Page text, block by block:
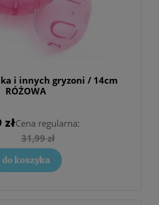
i innych gryzoni / 14cm
RÓŻOWA
złCena regularna:
31,99 zł
do koszyka